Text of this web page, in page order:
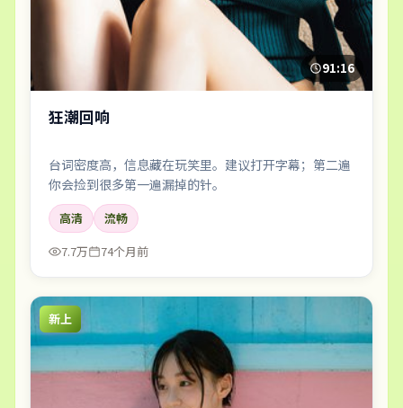
91:16
狂潮回响
台词密度高，信息藏在玩笑里。建议打开字幕；第二遍
你会捡到很多第一遍漏掉的针。
高清
流畅
7.7万
74个月前
新上